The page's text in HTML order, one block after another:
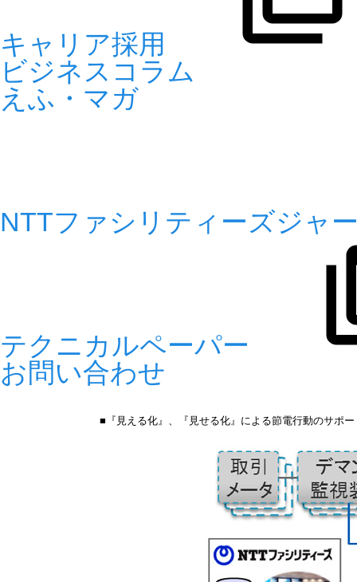
キャリア採用
ビジネスコラム
えふ・マガ
NTTファシリティーズジャ
テクニカルペーパー
お問い合わせ
■『見える化』、『見せる化』による節電行動のサポー